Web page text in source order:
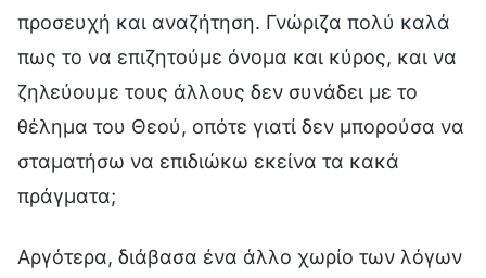
προσευχή και αναζήτηση. Γνώριζα πολύ καλά
πως το να επιζητούμε όνομα και κύρος, και να
ζηλεύουμε τους άλλους δεν συνάδει με το
θέλημα του Θεού, οπότε γιατί δεν μπορούσα να
σταματήσω να επιδιώκω εκείνα τα κακά
πράγματα;
Αργότερα, διάβασα ένα άλλο χωρίο των λόγων